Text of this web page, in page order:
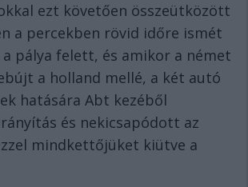
ezt követően összeütközött
a percekben rövid időre ismét
pálya felett, és amikor a német
a holland mellé, a két autó
hatására Abt kezéből
és nekicsapódott az
mindkettőjüket kiütve a